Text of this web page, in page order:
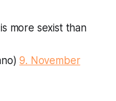
more sexist than
9. November